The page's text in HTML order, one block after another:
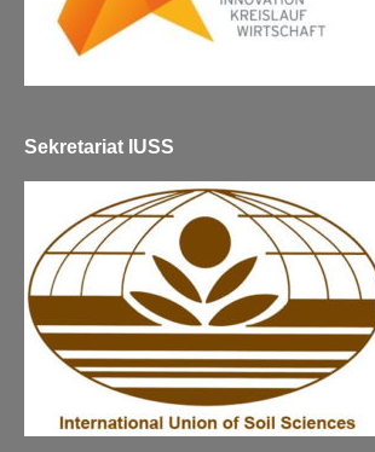
Sekretariat IUSS